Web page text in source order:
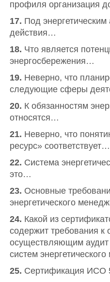
профиля организация
17. Под
действия…
18. Что является
энергосбережения…
19. Неверно, что
следующие сферы
20. К обязанностям
относятся…
21. Неверно, что
ресурс» соответствует…
22. Система
это…
23. Основные
энергетического
24. Какой из
содержит требования к
осуществляющим
систем
25. Сертификация ИСО